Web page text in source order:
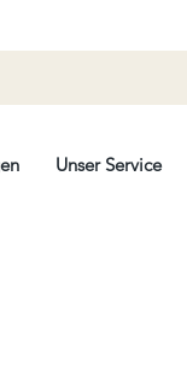
Unser Service